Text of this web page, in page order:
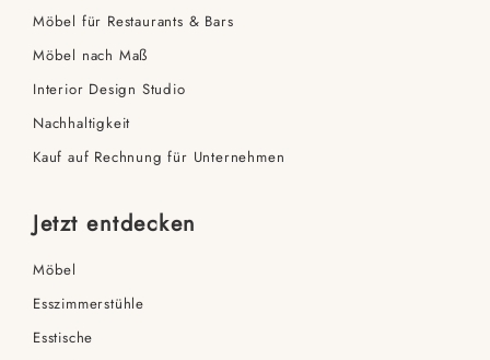
Möbel für Restaurants & Bars
Möbel nach Maß
Interior Design Studio
Nachhaltigkeit
Kauf auf Rechnung für Unternehmen
Jetzt entdecken
Möbel
Esszimmerstühle
Esstische